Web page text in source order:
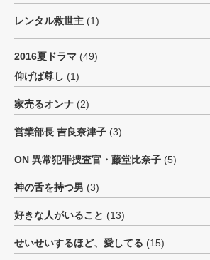
レンタル救世主 (1)
2016夏ドラマ (49)
仰げば尊し (1)
家売るオンナ (2)
営業部長 吉良奈津子 (3)
ON 異常犯罪捜査官・藤堂比奈子 (5)
神の舌を持つ男 (3)
好きな人がいること (13)
せいせいするほど、愛してる (15)